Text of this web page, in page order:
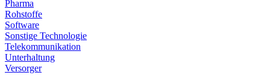
Pharma
Rohstoffe
Software
Sonstige Technologie
Telekommunikation
Unterhaltung
Versorger